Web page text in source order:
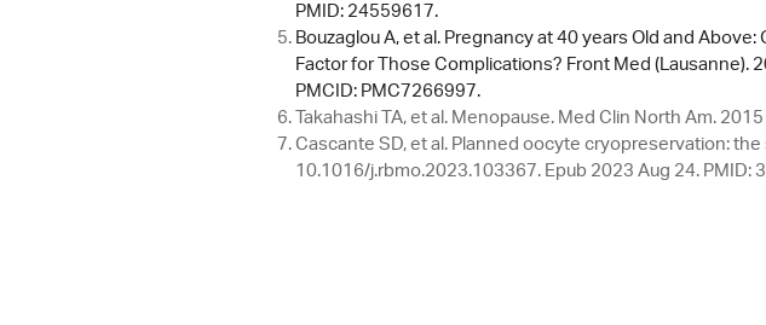
PMID: 24559617.
Bouzaglou A, et al. Pregnancy at 40 years Old and
Factor for Those Complications? Front Med
PMCID: PMC7266997.
Takahashi TA, et al. Menopause. Med Clin North Am.
Cascante SD, et al. Planned oocyte cryopreservation:
10.1016/j.rbmo.2023.103367. Epub 2023 Aug 24. PMID: